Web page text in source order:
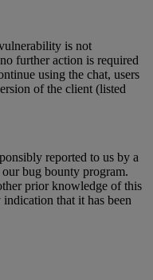
is not
further action is required
using the chat, users
of the client (listed
reported to us by a
bug bounty program.
prior knowledge of this
that it has been